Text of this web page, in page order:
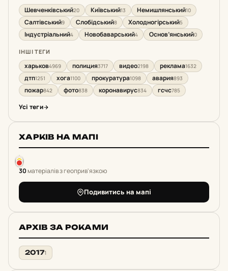
Шевченківський20 Київський13 Немишлянський10
Салтівський9 Слобідський8 Холодногірський5
Індустріальний4 Новобаварський4 Основ’янський0
ІНШІ ТЕГИ
харьков4969 полиция3717 видео2198 реклама1632
дтп1251 хога1100 прокуратура1098 авария893
пожар842 фото838 коронавирус834 гсчс785
Усі теги
ХАРКІВ НА МАПІ
30матеріалів з геоприв'язкою
Подивитись на мапі
АРХІВ ЗА РОКАМИ
20171